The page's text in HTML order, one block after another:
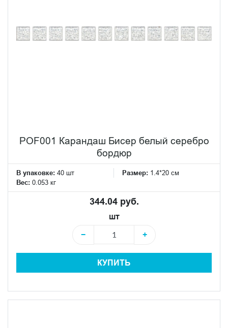
POF001 Карандаш Бисер белый серебро
бордюр
В упаковке: 40 шт Размер: 1.4*20 см
Вес: 0.053 кг
344.04 руб.
шт
−
+
КУПИТЬ